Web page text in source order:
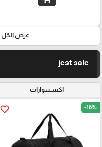
عرض الكل
jest sale
اكسسوارات
favorite_border -16%